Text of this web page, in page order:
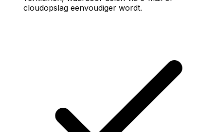
cloudopslag eenvoudiger wordt.